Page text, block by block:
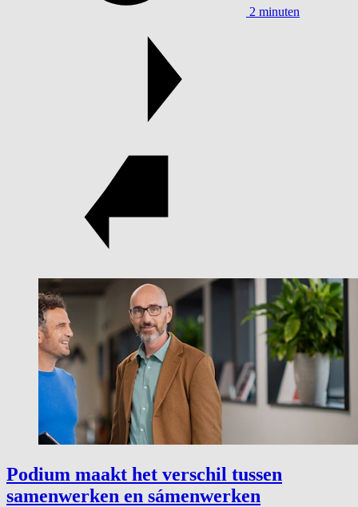
2 minuten
Podium maakt het verschil tussen
samenwerken en sámenwerken